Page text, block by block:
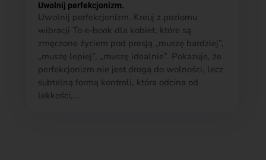
Uwolnij perfekcjonizm.
Uwolnij perfekcjonizm. Kreuj z poziomu
wibracji To e-book dla kobiet, które są
zmęczone życiem pod presją „muszę bardziej”,
„muszę lepiej”, „muszę idealnie”. Pokazuje, że
perfekcjonizm nie jest drogą do wolności, lecz
subtelną formą kontroli, która odcina od
lekkości,...